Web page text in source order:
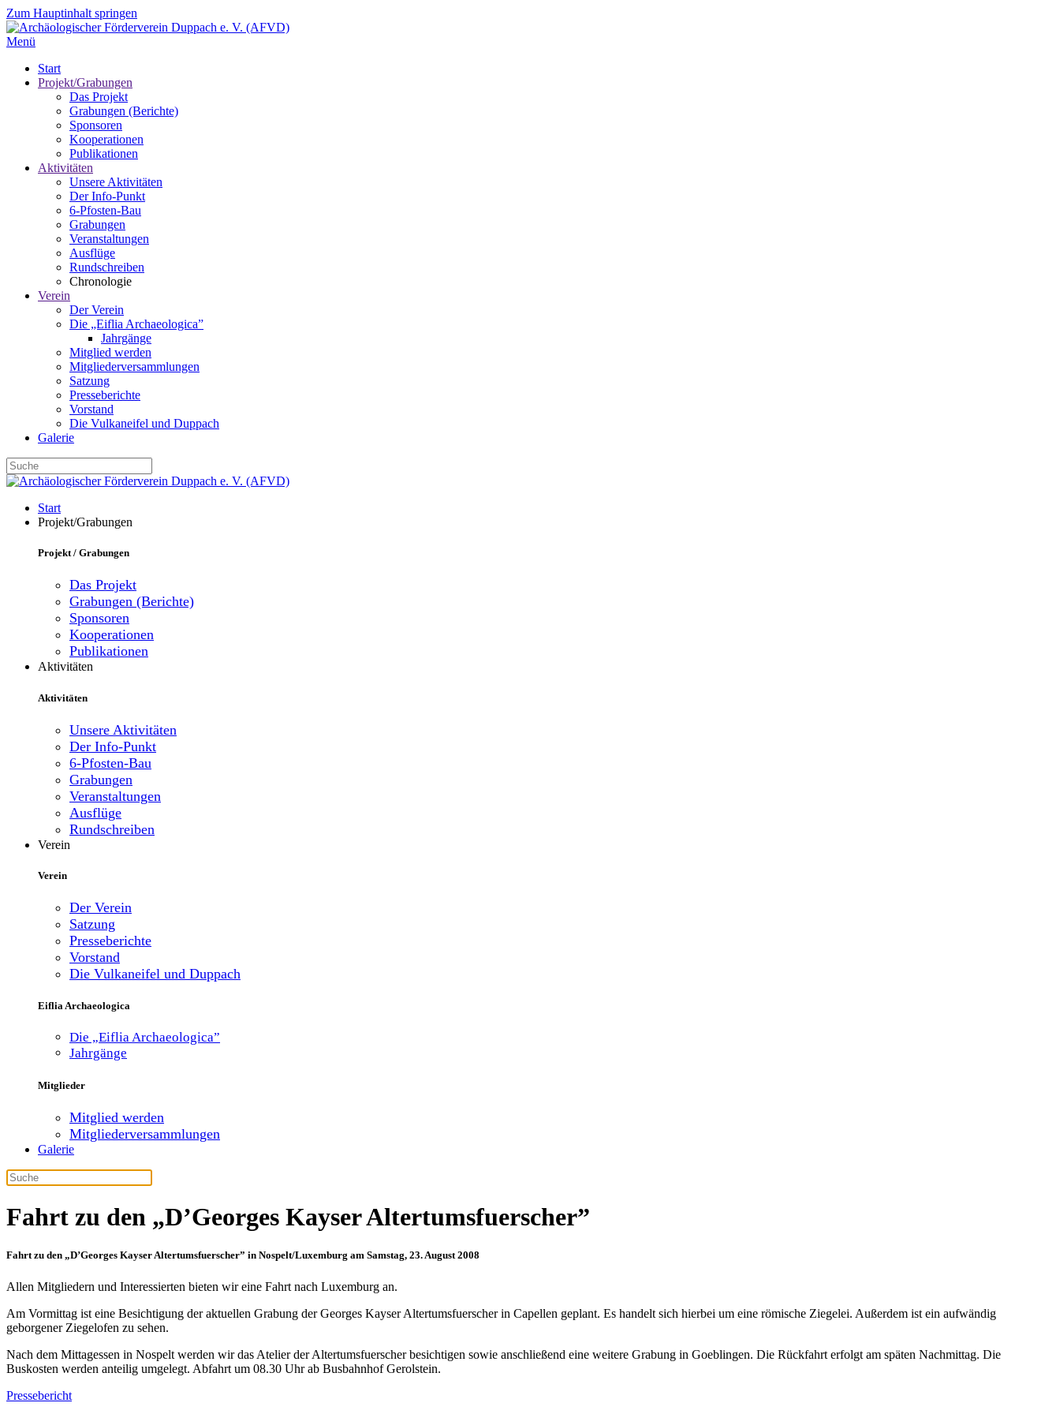
Zum Hauptinhalt springen
Menü
Start
Projekt/Grabungen
Das Projekt
Grabungen (Berichte)
Sponsoren
Kooperationen
Publikationen
Aktivitäten
Unsere Aktivitäten
Der Info-Punkt
6-Pfosten-Bau
Grabungen
Veranstaltungen
Ausflüge
Rundschreiben
Chronologie
Verein
Der Verein
Die „Eiflia Archaeologica”
Jahrgänge
Mitglied werden
Mitgliederversammlungen
Satzung
Presseberichte
Vorstand
Die Vulkaneifel und Duppach
Galerie
Start
Projekt/Grabungen
Projekt / Grabungen
Das Projekt
Grabungen (Berichte)
Sponsoren
Kooperationen
Publikationen
Aktivitäten
Aktivitäten
Unsere Aktivitäten
Der Info-Punkt
6-Pfosten-Bau
Grabungen
Veranstaltungen
Ausflüge
Rundschreiben
Verein
Verein
Der Verein
Satzung
Presseberichte
Vorstand
Die Vulkaneifel und Duppach
Eiflia Archaeologica
Die „Eiflia Archaeologica”
Jahrgänge
Mitglieder
Mitglied werden
Mitgliederversammlungen
Galerie
Fahrt zu den „D’Georges Kayser Altertumsfuerscher”
Fahrt zu den „D’Georges Kayser Altertumsfuerscher” in Nospelt/Luxemburg am Samstag, 23. August 2008
Allen Mitgliedern und Interessierten bieten wir eine Fahrt nach Luxemburg an.
Am Vormittag ist eine Besichtigung der aktuellen Grabung der Georges Kayser Altertumsfuerscher in Capellen geplant. Es handelt sich hierbei um eine römische Ziegelei. Außerdem ist ein aufwändig
geborgener Ziegelofen zu sehen.
Nach dem Mittagessen in Nospelt werden wir das Atelier der Altertumsfuerscher besichtigen sowie anschließend eine weitere Grabung in Goeblingen. Die Rückfahrt erfolgt am späten Nachmittag. Die
Buskosten werden anteilig umgelegt. Abfahrt um 08.30 Uhr ab Busbahnhof Gerolstein.
Pressebericht